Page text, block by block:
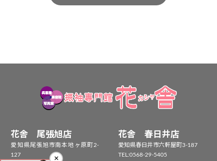
花舎 尾張旭店
愛知県尾張旭市南本地ヶ原町2-
127
花舎 春日井店
愛知県春日井市六軒屋町3-187
TEL:0568-29-5405
✕